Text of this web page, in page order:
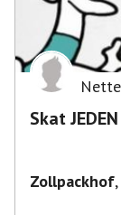
Zollpackhof,